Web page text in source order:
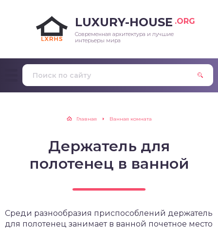
LUXURY-HOUSE .ORG
Современная архитектура и лучшие
интерьеры мира
Главная Ванная комната
Держатель для
полотенец в ванной
Среди разнообразия приспособлений держатель
для полотенец занимает в ванной почетное место